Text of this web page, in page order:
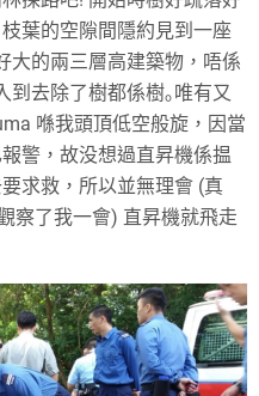
葉的空隙間隱約見到一座
大的兩三層高建築物，唔係
到去除了樹都係樹｡唯有又
喺我頭頂低空般旋，因當
警，故没想過直昇機係揾
求救，所以並無理會 (真
察了我一會) 直昇機就飛走